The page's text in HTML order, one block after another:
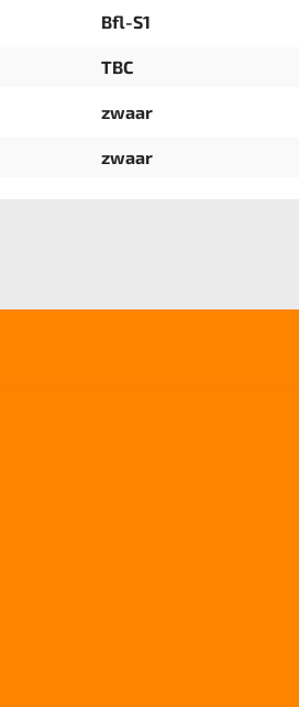
Bfl-S1
TBC
zwaar
zwaar